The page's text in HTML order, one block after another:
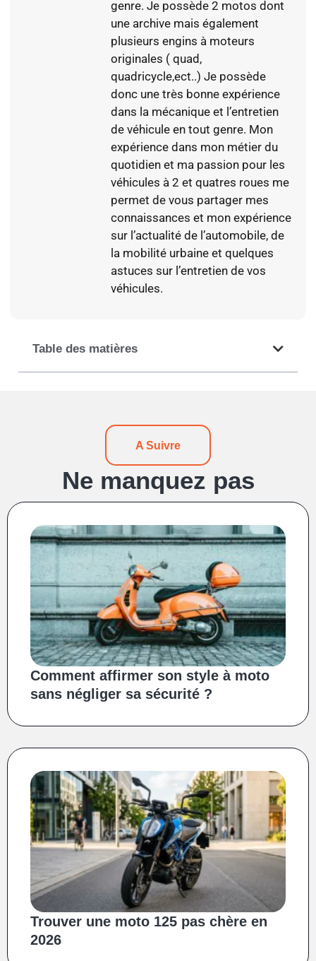
genre. Je possède 2 motos dont
une archive mais également
plusieurs engins à moteurs
originales ( quad,
quadricycle,ect..) Je possède
donc une très bonne expérience
dans la mécanique et l’entretien
de véhicule en tout genre. Mon
expérience dans mon métier du
quotidien et ma passion pour les
véhicules à 2 et quatres roues me
permet de vous partager mes
connaissances et mon expérience
sur l’actualité de l’automobile, de
la mobilité urbaine et quelques
astuces sur l’entretien de vos
véhicules.
Table des matières
A Suivre
Ne manquez pas
Comment affirmer son style à moto
sans négliger sa sécurité ?
Trouver une moto 125 pas chère en
2026